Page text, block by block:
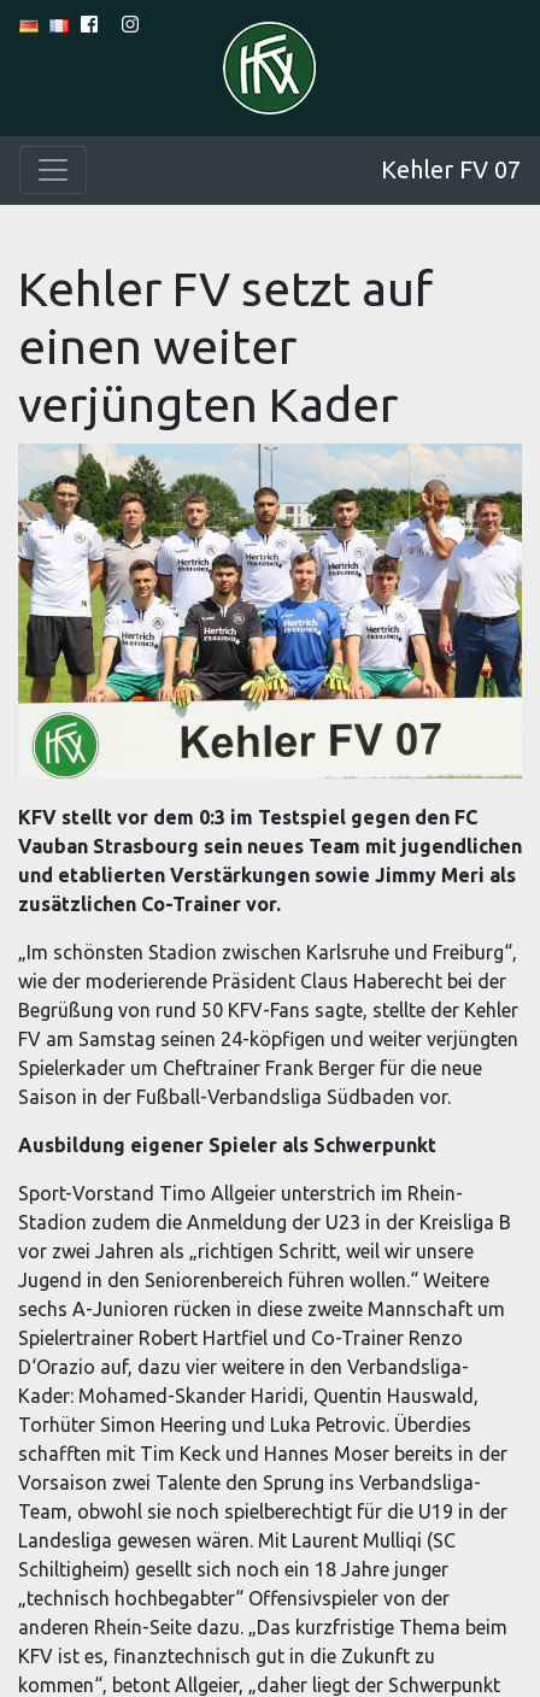
Kehler FV 07
Kehler FV setzt auf
einen weiter
verjüngten Kader
KFV stellt vor dem 0:3 im Testspiel gegen den FC
Vauban Strasbourg sein neues Team mit jugendlichen
und etablierten Verstärkungen sowie Jimmy Meri als
zusätzlichen Co-Trainer vor.
„Im schönsten Stadion zwischen Karlsruhe und Freiburg“,
wie der moderierende Präsident Claus Haberecht bei der
Begrüßung von rund 50 KFV-Fans sagte, stellte der Kehler
FV am Samstag seinen 24-köpfigen und weiter verjüngten
Spielerkader um Cheftrainer Frank Berger für die neue
Saison in der Fußball-Verbandsliga Südbaden vor.
Ausbildung eigener Spieler als Schwerpunkt
Sport-Vorstand Timo Allgeier unterstrich im Rhein-
Stadion zudem die Anmeldung der U23 in der Kreisliga B
vor zwei Jahren als „richtigen Schritt, weil wir unsere
Jugend in den Seniorenbereich führen wollen.“ Weitere
sechs A-Junioren rücken in diese zweite Mannschaft um
Spielertrainer Robert Hartfiel und Co-Trainer Renzo
D‘Orazio auf, dazu vier weitere in den Verbandsliga-
Kader: Mohamed-Skander Haridi, Quentin Hauswald,
Torhüter Simon Heering und Luka Petrovic. Überdies
schafften mit Tim Keck und Hannes Moser bereits in der
Vorsaison zwei Talente den Sprung ins Verbandsliga-
Team, obwohl sie noch spielberechtigt für die U19 in der
Landesliga gewesen wären. Mit Laurent Mulliqi (SC
Schiltigheim) gesellt sich noch ein 18 Jahre junger
„technisch hochbegabter“ Offensivspieler von der
anderen Rhein-Seite dazu. „Das kurzfristige Thema beim
KFV ist es, finanztechnisch gut in die Zukunft zu
kommen“, betont Allgeier, „daher liegt der Schwerpunkt